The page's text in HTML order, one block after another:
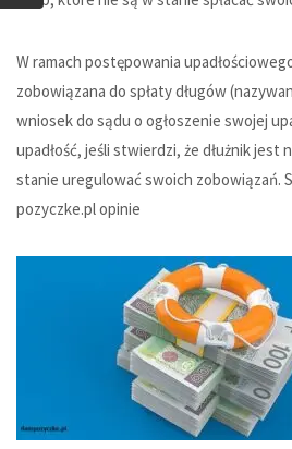
W ramach postępowania
zobowiązana do spłaty długów
wniosek do sądu o ogłoszenie swojej
upadłość, jeśli stwierdzi, że dłużnik jest
stanie uregulować swoich zobowiązań.
pozyczke.pl opinie